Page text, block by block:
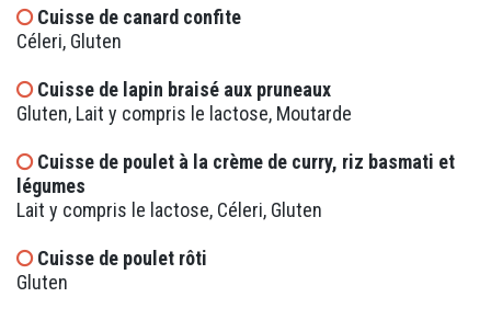
Cuisse de canard confite
Céleri, Gluten
Cuisse de lapin braisé aux pruneaux
Gluten, Lait y compris le lactose, Moutarde
Cuisse de poulet à la crème de curry, riz basmati et
légumes
Lait y compris le lactose, Céleri, Gluten
Cuisse de poulet rôti
Gluten